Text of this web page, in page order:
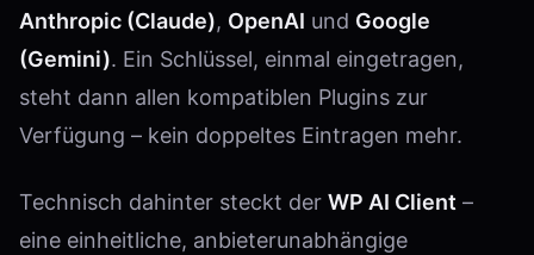
Anthropic (Claude), OpenAI und Google
(Gemini). Ein Schlüssel, einmal eingetragen,
steht dann allen kompatiblen Plugins zur
Verfügung – kein doppeltes Eintragen mehr.
Technisch dahinter steckt der WP AI Client –
eine einheitliche, anbieterunabhängige